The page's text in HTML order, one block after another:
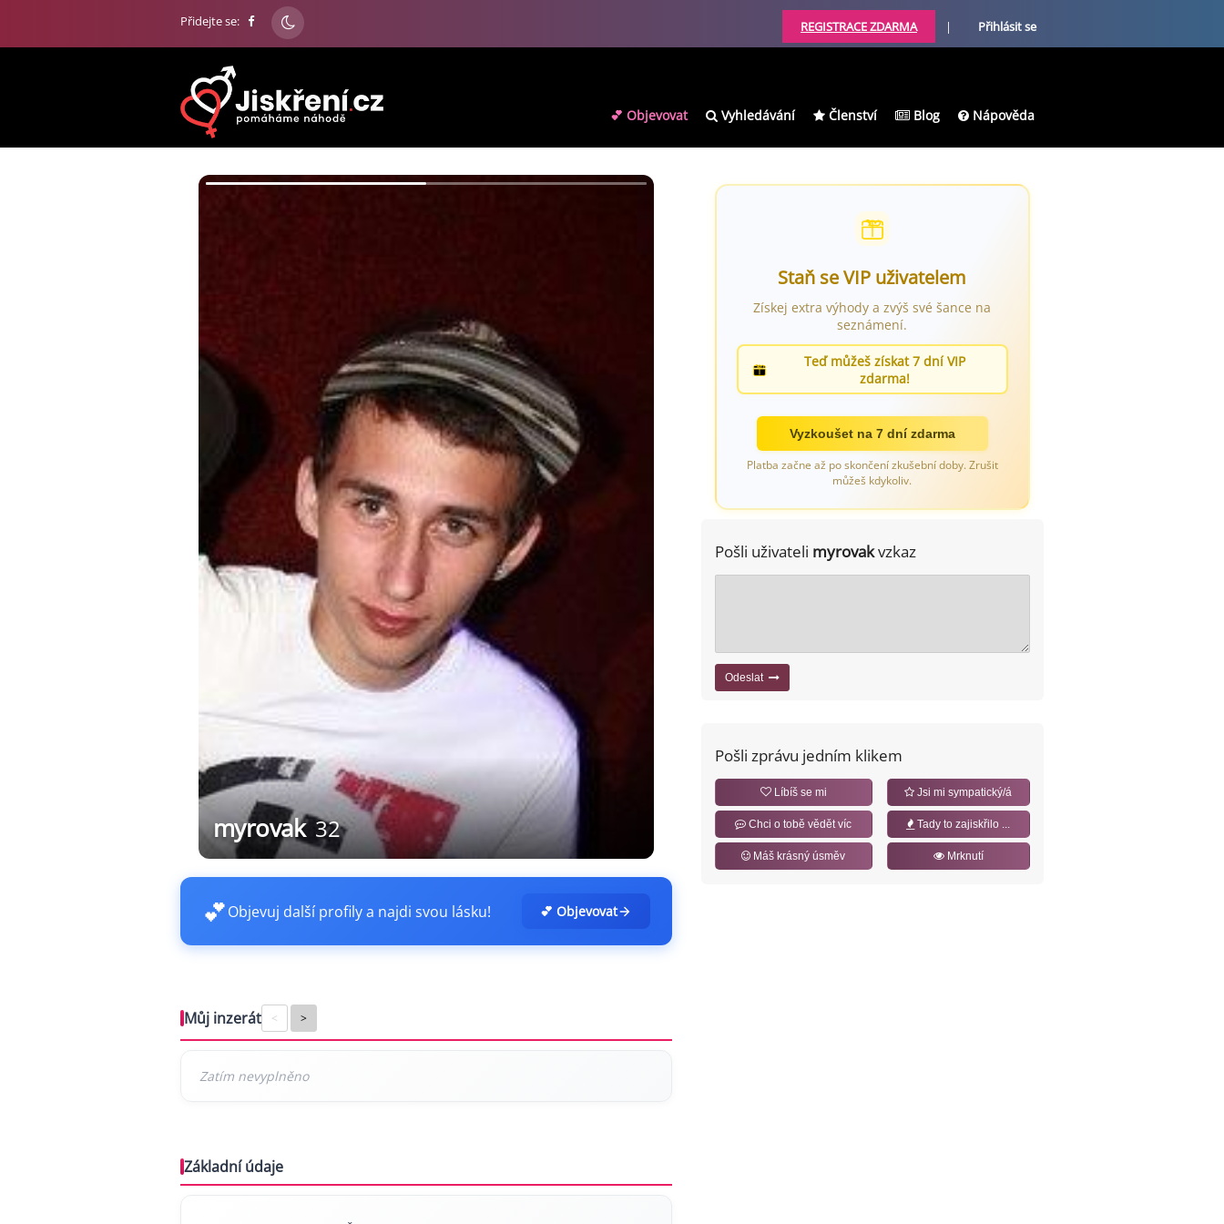
Přidejte se: REGISTRACE ZDARMA | Přihlásit se
💕 Objevovat Vyhledávání Členství Blog Nápověda
myrovak 32
💕Objevuj další profily a najdi svou lásku! 💕 Objevovat
Můj inzerát < >
Základní údaje
Staň se VIP uživatelem
Získej extra výhody a zvýš své šance na
seznámení.
Teď můžeš získat 7 dní VIP
zdarma!
Vyzkoušet na 7 dní zdarma
Platba začne až po skončení zkušební doby. Zrušit
můžeš kdykoliv.
Pošli uživateli myrovakvzkaz
Odeslat
Pošli zprávu jedním klikem
Líbíš se mi Jsi mi sympatický/á
Chci o tobě vědět víc Tady to zajiskřilo ...
Máš krásný úsměv Mrknutí